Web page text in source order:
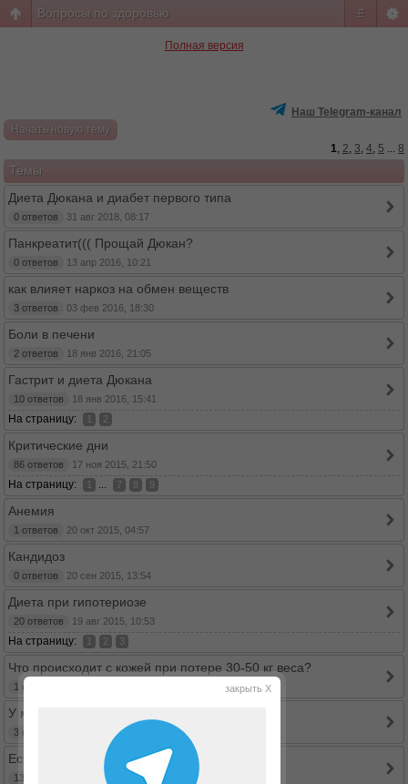
#
Вопросы по здоровью
Полная версия
Наш Telegram-канал
Начать новую тему
1, 2, 3, 4, 5 ... 8
Темы
Диета Дюкана и диабет первого типа
0 ответов 31 авг 2018, 08:17
Панкреатит((( Прощай Дюкан?
0 ответов 13 апр 2016, 10:21
как влияет наркоз на обмен веществ
3 ответов 03 фев 2016, 18:30
Боли в печени
2 ответов 18 янв 2016, 21:05
Гастрит и диета Дюкана
10 ответов 18 янв 2016, 15:41
На страницу: 1 2
Критические дни
86 ответов 17 ноя 2015, 21:50
На страницу: 1 ... 7 8 9
Анемия
1 ответов 20 окт 2015, 04:57
Кандидоз
0 ответов 20 сен 2015, 13:54
Диета при гипотериозе
20 ответов 19 авг 2015, 10:53
На страницу: 1 2 3
Что происходит с кожей при потере 30-50 кг веса?
1 ответов
У многих запоры, а у меня наоборот...
3 ответов 27 апр 2015, 12:52
Есть ли кто на Эутироксе?
13 ответов 02 апр 2015, 22:00
закрыть X